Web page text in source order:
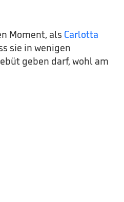
Moment, als Carlotta
sie in wenigen
geben darf, wohl am